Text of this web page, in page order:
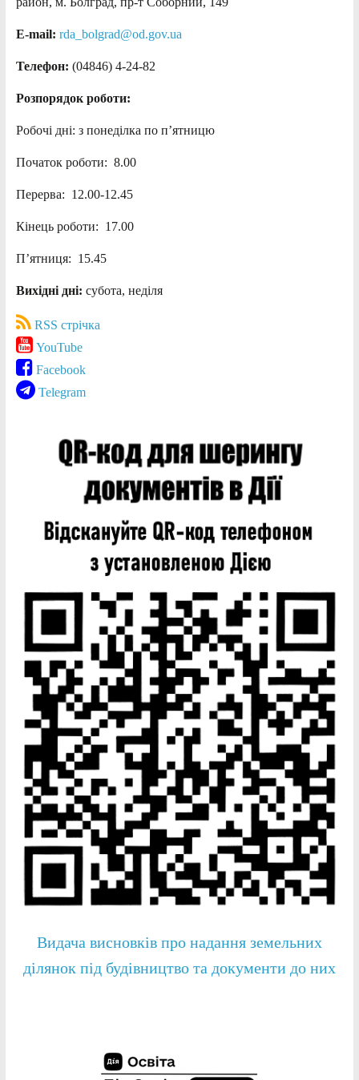
E-mail: rda_bolgrad@od.gov.ua
Телефон: (04846) 4-24-82
Розпорядок роботи:
Робочі дні: з понеділка по п’ятницю
Початок роботи: 8.00
Перерва: 12.00-12.45
Кінець роботи: 17.00
П’ятниця: 15.45
Вихідні дні: субота, неділя
RSS стрічка
YouTube
Facebook
Telegram
Видача висновків про надання земельних
ділянок під будівництво та документи до них